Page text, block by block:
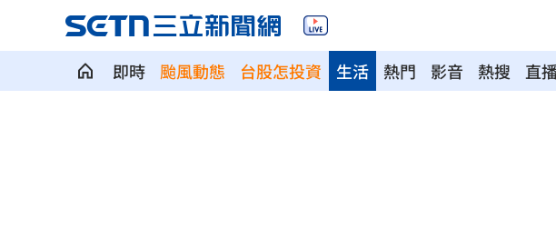
即時 颱風動態 台股怎投資 熱門 影音 熱搜 直
生活